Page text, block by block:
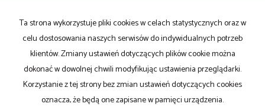
Domyna sprzedaż
Działkina sprzedaż
Lokalena sprzedaż
Halena sprzedaż
Obiekty na sprzedaż
Strona główna notatnik Kup Sprzedaj Kontakt
Ta strona wykorzystuje pliki cookies w celach statystycznych oraz w
celu dostosowania naszych serwisów do indywidualnych potrzeb
klientów. Zmiany ustawień dotyczących plików cookie można
dokonać w dowolnej chwili modyfikując ustawienia przeglądarki.
Korzystanie z tej strony bez zmian ustawień dotyczących cookies
oznacza, że będą one zapisane w pamięci urządzenia.